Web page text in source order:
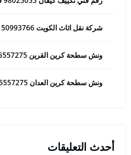
شركة نقل اثاث الكويت 50993766 هاف لوري وانيت نقل عفش
ونش سطحة كرين القرين 65557275 ونش سحب وانقاذ سيارات
ونش سطحة كرين العدان 65557275 ونش سحب وانقاذ سيارات
أحدث التعليقات